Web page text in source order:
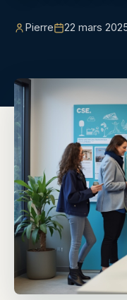
Pierre 22 mars